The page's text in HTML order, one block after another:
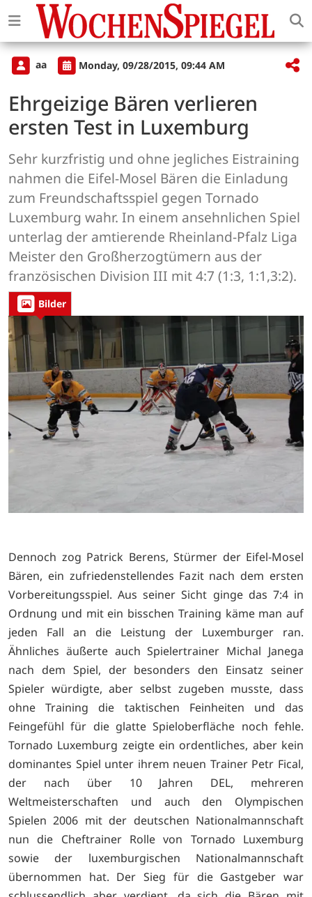
aa Monday, 09/28/2015, 09:44 AM
Ehrgeizige Bären verlieren
ersten Test in Luxemburg
Sehr kurzfristig und ohne jegliches Eistraining
nahmen die Eifel-Mosel Bären die Einladung
zum Freundschaftsspiel gegen Tornado
Luxemburg wahr. In einem ansehnlichen Spiel
unterlag der amtierende Rheinland-Pfalz Liga
Meister den Großherzogtümern aus der
französischen Division III mit 4:7 (1:3, 1:1,3:2).
Bilder
Dennoch zog Patrick Berens, Stürmer der Eifel-Mosel
Bären, ein zufriedenstellendes Fazit nach dem ersten
Vorbereitungsspiel. Aus seiner Sicht ginge das 7:4 in
Ordnung und mit ein bisschen Training käme man auf
jeden Fall an die Leistung der Luxemburger ran.
Ähnliches äußerte auch Spielertrainer Michal Janega
nach dem Spiel, der besonders den Einsatz seiner
Spieler würdigte, aber selbst zugeben musste, dass
ohne Training die taktischen Feinheiten und das
Feingefühl für die glatte Spieloberfläche noch fehle.
Tornado Luxemburg zeigte ein ordentliches, aber kein
dominantes Spiel unter ihrem neuen Trainer Petr Fical,
der nach über 10 Jahren DEL, mehreren
Weltmeisterschaften und auch den Olympischen
Spielen 2006 mit der deutschen Nationalmannschaft
nun die Cheftrainer Rolle von Tornado Luxemburg
sowie der luxemburgischen Nationalmannschaft
übernommen hat. Der Sieg für die Gastgeber war